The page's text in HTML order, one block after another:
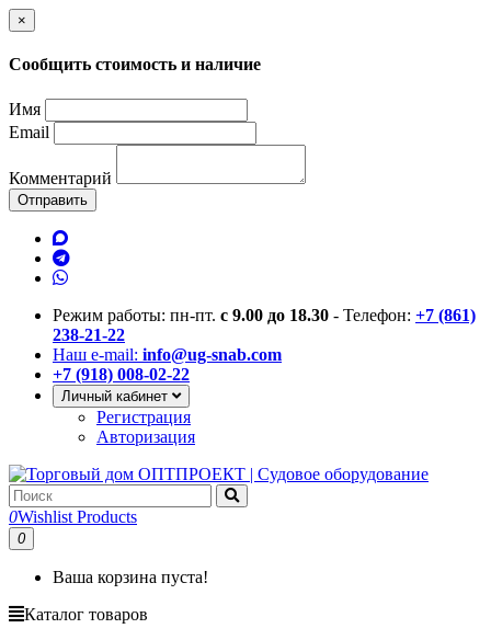
×
Сообщить стоимость и наличие
Имя
Email
Комментарий
Отправить
Режим работы: пн-пт. с 9.00 до 18.30 - Телефон: +7 (861)
238-21-22
Наш e-mail: info@ug-snab.com
+7 (918) 008-02-22
Личный кабинет
Регистрация
Авторизация
0Wishlist Products
0
Ваша корзина пуста!
Каталог товаров